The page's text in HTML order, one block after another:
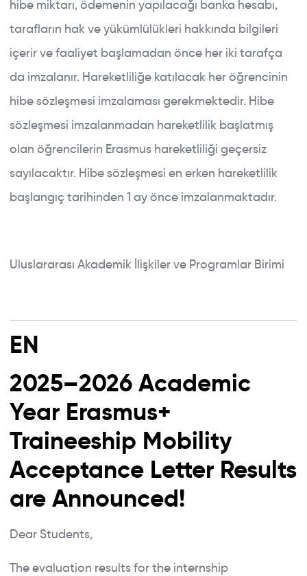
ABOUT BAU
ERASMUS+ KA131
GLOBAL PROGRAMS
NEWS
DOCUMENTS
hibe miktarı, ödemenin yapılacağı banka hesabı,
tarafların hak ve yükümlülükleri hakkında bilgileri
içerir ve faaliyet başlamadan önce her iki tarafça
da imzalanır. Hareketliliğe katılacak her öğrencinin
hibe sözleşmesi imzalaması gerekmektedir. Hibe
sözleşmesi imzalanmadan hareketlilik başlatmış
olan öğrencilerin Erasmus hareketliliği geçersiz
sayılacaktır. Hibe sözleşmesi en erken hareketlilik
başlangıç tarihinden 1 ay önce imzalanmaktadır.
Uluslararası Akademik İlişkiler ve Programlar Birimi
EN
2025–2026 Academic
Year Erasmus+
Traineeship Mobility
Acceptance Letter Results
are Announced!
Dear Students,
The evaluation results for the internship